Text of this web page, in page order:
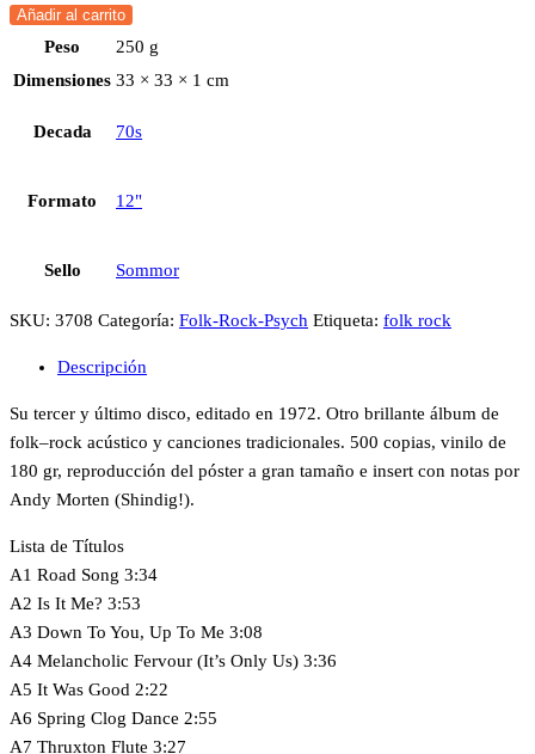
Añadir al carrito
Peso
250 g
Dimensiones 33 × 33 × 1 cm
Decada 70s
Formato 12"
Sello Sommor
SKU: 3708 Categoría: Folk-Rock-Psych Etiqueta: folk rock
Descripción
Su tercer y último disco, editado en 1972. Otro brillante álbum de
folk–rock acústico y canciones tradicionales. 500 copias, vinilo de
180 gr, reproducción del póster a gran tamaño e insert con notas por
Andy Morten (Shindig!).
Lista de Títulos
A1 Road Song 3:34
A2 Is It Me? 3:53
A3 Down To You, Up To Me 3:08
A4 Melancholic Fervour (It’s Only Us) 3:36
A5 It Was Good 2:22
A6 Spring Clog Dance 2:55
A7 Thruxton Flute 3:27